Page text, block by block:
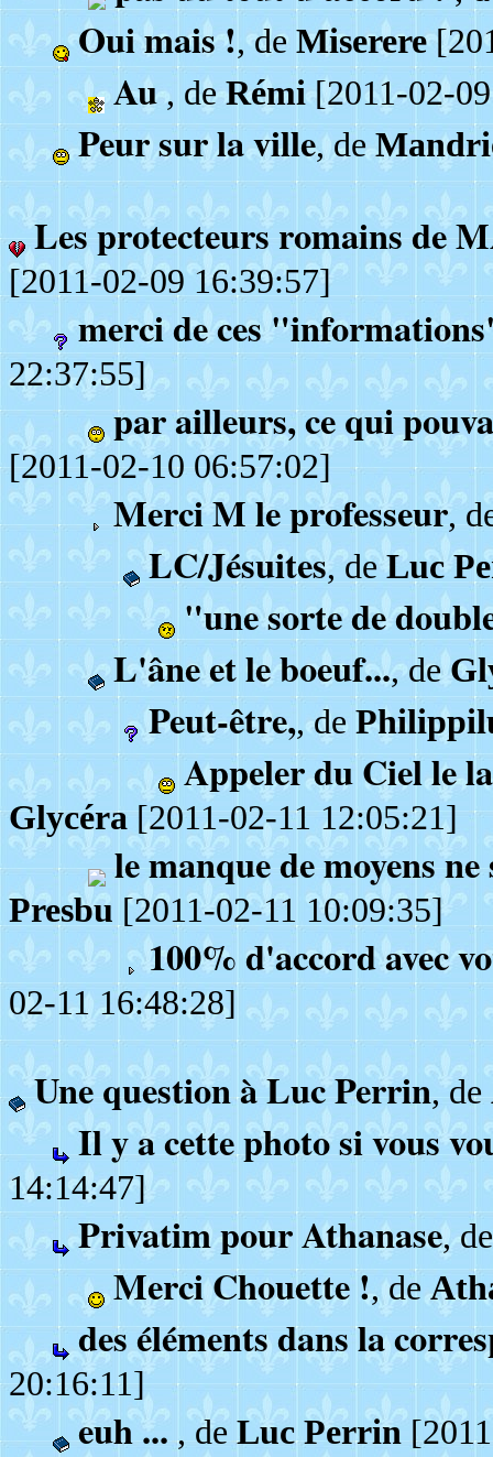
Oui mais !, deMiserere
Au, deRémi[2011-02-
Peur sur la ville, de
Les protecteurs romains de
[2011-02-09 16:39:57]
merci de ces
22:37:55]
par ailleurs, ce qui
[2011-02-10 06:57:02]
Merci M le professeur,
LC/Jésuites, deLuc
"une sorte de
L'âne et le boeuf..., de
Peut-être,, de
Appeler du Ciel le
Glycéra [2011-02-11 12:05:21]
le manque de moyens
Presbu [2011-02-11 10:09:35]
100% d'accord avec
02-11 16:48:28]
Une question à Luc Perrin, de
Il y a cette photo si vous
14:14:47]
Privatim pour Athanase,
Merci Chouette !, de
des éléments dans la
20:16:11]
euh ..., de Luc Perrin